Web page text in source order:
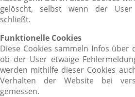
gelöscht, selbst wenn der User
schließt.
Funktionelle Cookies
Diese Cookies sammeln Infos über
ob der User etwaige
werden mithilfe dieser Cookies
Verhalten der Website bei
gemessen.